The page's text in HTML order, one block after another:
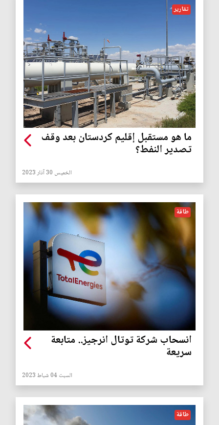
تقارير
ما هو مستقبل إقليم كردستان بعد وقف
تصدير النفط؟
الخميس 30 آذار 2023
طاقة
انسحاب شركة توتال انرجيز.. متابعة
سريعة
السبت 04 شباط 2023
طاقة